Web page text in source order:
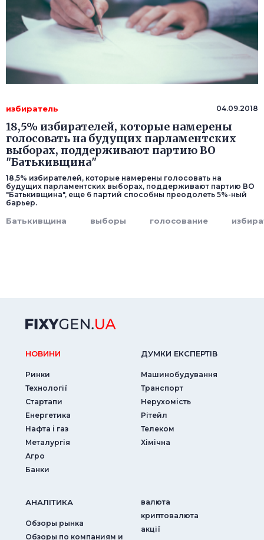
избиратель 04.09.2018
18,5% избирателей, которые намерены
голосовать на будущих парламентских
выборах, поддерживают партию ВО
"Батькивщина"
18,5% избирателей, которые намерены голосовать на
будущих парламентских выборах, поддерживают партию ВО
"Батькивщина", еще 6 партий способны преодолеть 5%-ный
барьер.
Батькивщина выборы голосование
НОВИНИ
Ринки
Технології
Стартапи
Енергетика
Нафта і газ
Металургія
Агро
Банки
ДУМКИ ЕКСПЕРТIВ
Машинобудування
Транспорт
Нерухомість
Рітейл
Телеком
Хімічна
АНАЛIТИКА
Обзоры рынка
Обзоры по компаниям и
валюта
криптовалюта
акції